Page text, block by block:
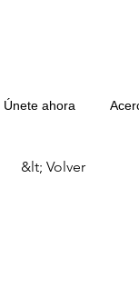
Únete ahora
&lt; Volver